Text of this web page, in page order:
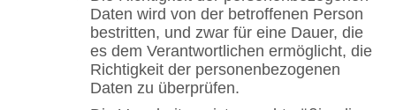
Daten wird von der betroffenen Person
bestritten, und zwar für eine Dauer, die
es dem Verantwortlichen ermöglicht, die
Richtigkeit der personenbezogenen
Daten zu überprüfen.